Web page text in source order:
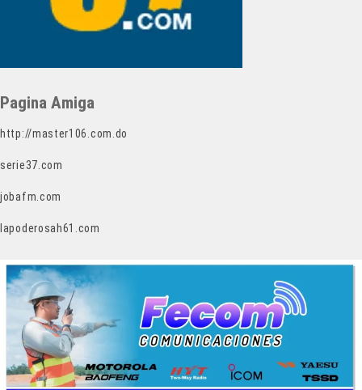
Pagina Amiga
http://master106.com.do
serie37.com
jobafm.com
lapoderosah61.com